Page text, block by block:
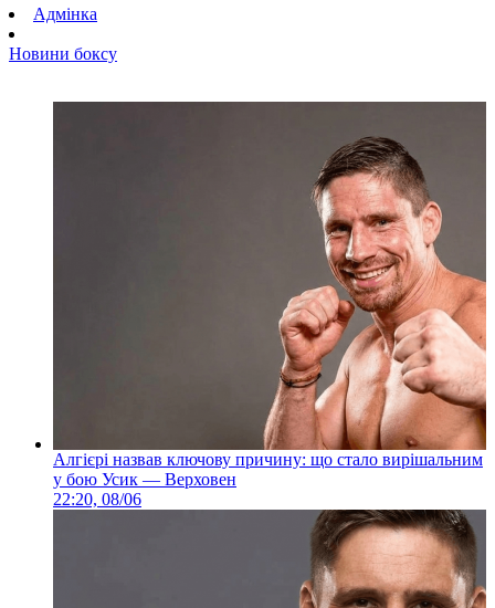
Адмінка
Новини боксу
Алгієрі назвав ключову причину: що стало вирішальним
у бою Усик — Верховен
22:20, 08/06